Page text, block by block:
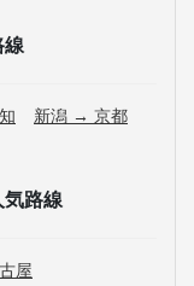
線
新潟 → 京都
気路線
屋